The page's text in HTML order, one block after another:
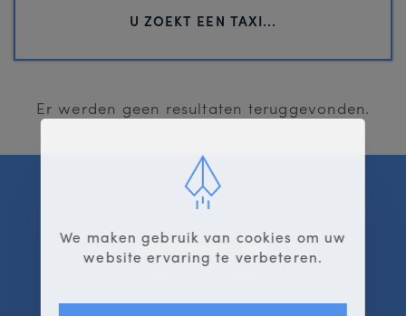
U ZOEKT EEN TAXI...
Er werden geen resultaten teruggevonden.
EEN PROJECT VAN
We maken gebruik van cookies om uw
website ervaring te verbeteren.